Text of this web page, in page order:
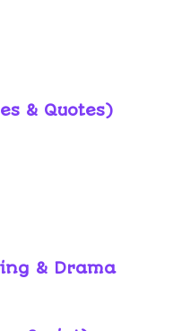
& Quotes)
& Drama